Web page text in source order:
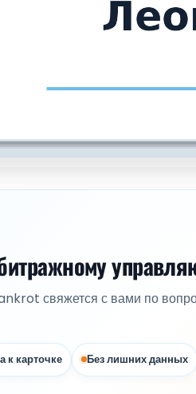
свяжется с вами по
к карточке Без лишних данных